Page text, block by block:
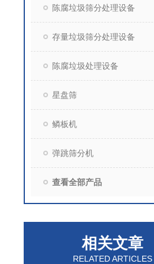
陈腐垃圾筛分处理设备
存量垃圾筛分处理设备
陈腐垃圾处理设备
星盘筛
鳞板机
弹跳筛分机
查看全部产品
相关文章
RELATED ARTICLES